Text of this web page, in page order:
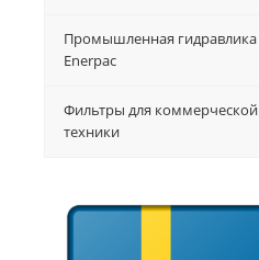
Промышленная гидравлика
Enerpac
Фильтры для коммерческой
техники